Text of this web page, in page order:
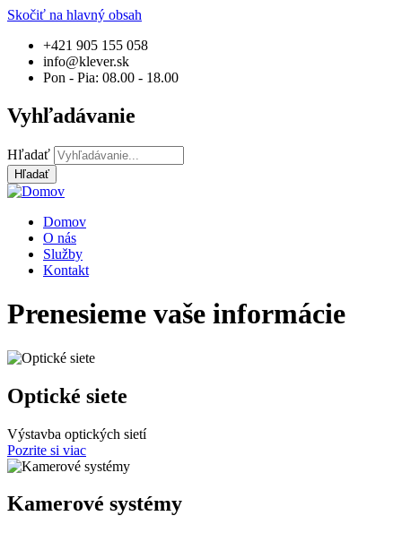
Skočiť na hlavný obsah
+421 905 155 058
info@klever.sk
Pon - Pia: 08.00 - 18.00
Vyhľadávanie
Hľadať
Domov
O nás
Služby
Kontakt
Prenesieme vaše informácie
Optické siete
Výstavba optických sietí
Pozrite si viac
Kamerové systémy